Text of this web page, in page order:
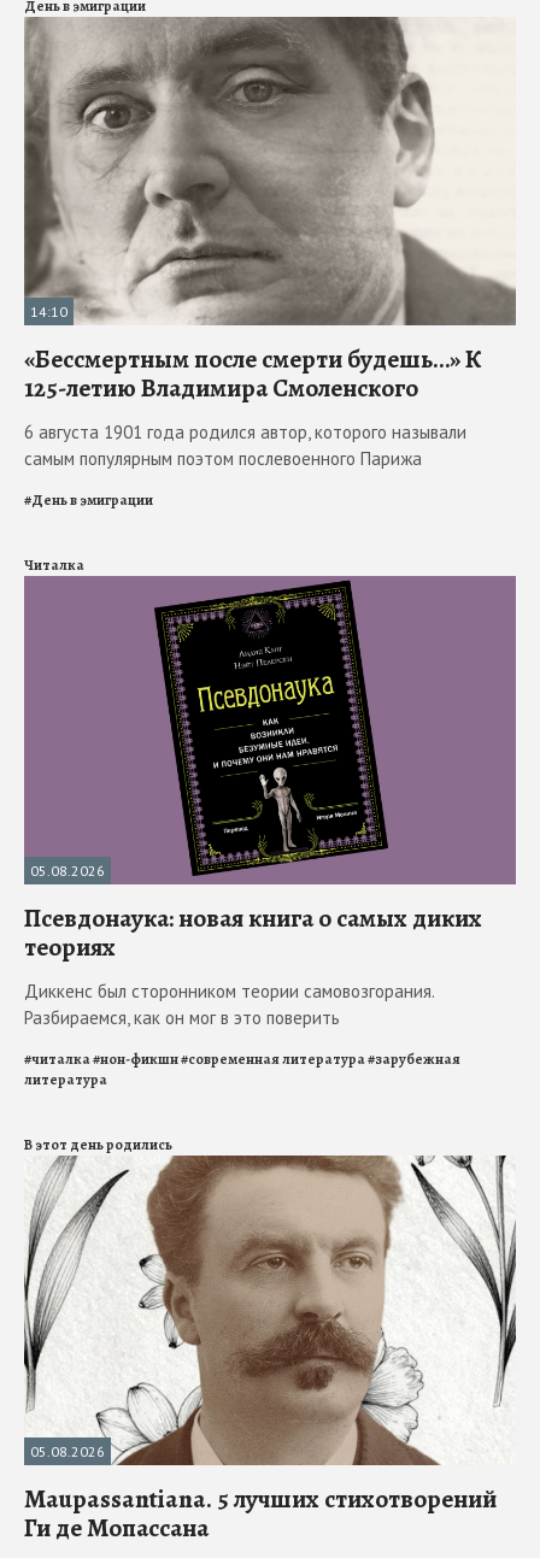
День в эмиграции
14:10
«Бессмертным после смерти будешь…» К
125-летию Владимира Смоленского
6 августа 1901 года родился автор, которого называли
самым популярным поэтом послевоенного Парижа
#День в эмиграции
Читалка
05.08.2026
Псевдонаука: новая книга о самых диких
теориях
Диккенс был сторонником теории самовозгорания.
Разбираемся, как он мог в это поверить
#читалка#нон-фикшн#современная литература#зарубежная
литература
В этот день родились
05.08.2026
Maupassantiana. 5 лучших стихотворений
Ги де Мопассана